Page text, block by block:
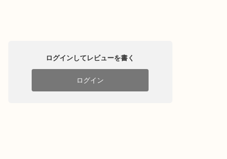
ログインしてレビューを書く
ログイン